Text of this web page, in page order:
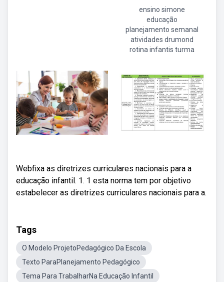
ensino simone
educação
planejamento semanal
atividades drumond
rotina infantis turma
Webfixa as diretrizes curriculares nacionais para a
educação infantil. 1. 1 esta norma tem por objetivo
estabelecer as diretrizes curriculares nacionais para a.
Tags
O Modelo ProjetoPedagógico Da Escola
Texto ParaPlanejamento Pedagógico
Tema Para TrabalharNa Educação Infantil